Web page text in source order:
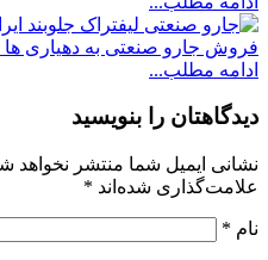
فروش جارو صنعتی به دهیاری ها
ادامه مطلب...
دیدگاهتان را بنویسید
نشانی ایمیل شما منتشر نخواهد
علامت‌گذاری شده‌اند *
نام *